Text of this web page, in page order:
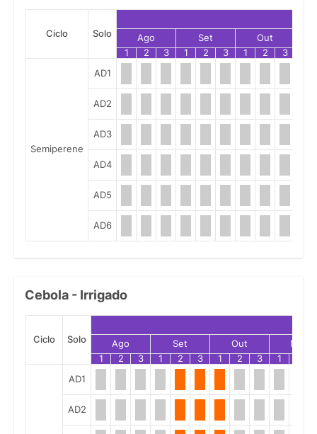
Ciclo Solo Ago Set Out
1
2 3 1 2 3 1 2 3
Semiperene
AD1
AD2
AD3
AD4
AD5
AD6
Cebola - Irrigado
Ciclo Solo Ago Set Out
Nov
1
2 3 1 2 3 1 2 3 1
AD1
AD2